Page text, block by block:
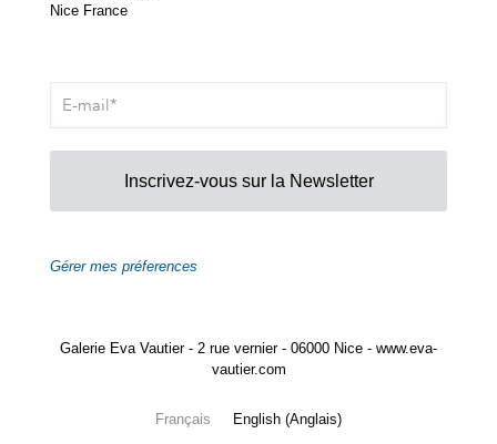
Nice France
Inscrivez-vous sur la Newsletter
Gérer mes préferences
Galerie Eva Vautier - 2 rue vernier - 06000 Nice - www.eva-
vautier.com
Français English (Anglais)